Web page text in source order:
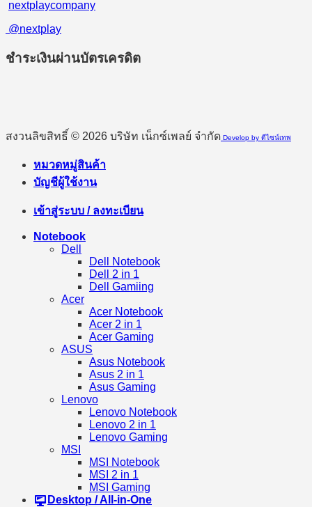
nextplaycompany
@nextplay
ชำระเงินผ่านบัตรเครดิต
สงวนลิขสิทธิ์ © 2026 บริษัท เน็กซ์เพลย์ จำกัด Develop by ดีไซน์เทพ
หมวดหมู่สินค้า
บัญชีผู้ใช้งาน
เข้าสู่ระบบ / ลงทะเบียน
Notebook
Dell
Dell Notebook
Dell 2 in 1
Dell Gamiing
Acer
Acer Notebook
Acer 2 in 1
Acer Gaming
ASUS
Asus Notebook
Asus 2 in 1
Asus Gaming
Lenovo
Lenovo Notebook
Lenovo 2 in 1
Lenovo Gaming
MSI
MSI Notebook
MSI 2 in 1
MSI Gaming
Desktop / All-in-One